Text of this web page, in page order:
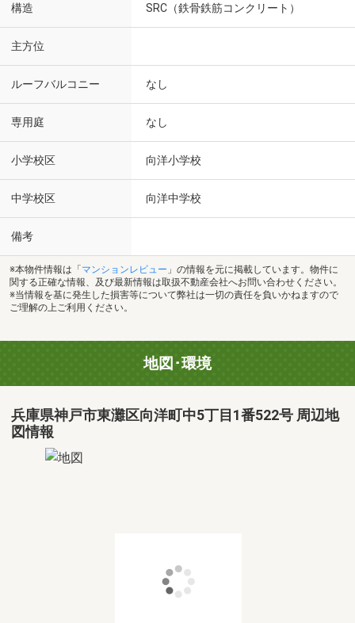
構造 SRC（鉄骨鉄筋コンクリート）
主方位
ルーフバルコニー なし
専用庭 なし
小学校区 向洋小学校
中学校区 向洋中学校
備考
※本物件情報は「 マンションレビュー 」の情報を元に掲載しています。物件に
関する正確な情報、及び最新情報は取扱不動産会社へお問い合わせください。
※当情報を基に発生した損害等について弊社は一切の責任を負いかねますので
ご理解の上ご利用ください。
地図･環境
兵庫県神戸市東灘区向洋町中5丁目1番522号 周辺地
図情報